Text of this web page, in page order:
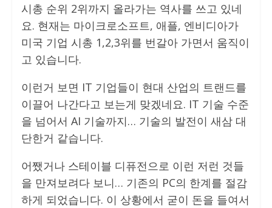
시총 순위 2위까지 올라가는 역사를 쓰고 있네
요. 현재는 마이크로소프트, 애플, 엔비디아가
미국 기업 시총 1,2,3위를 번갈아 가면서 움직이
고 있습니다.
이런거 보면 IT 기업들이 현대 산업의 트랜드를
이끌어 나간다고 보는게 맞겠네요. IT 기술 수준
을 넘어서 AI 기술까지… 기술의 발전이 새삼 대
단한거 같습니다.
어쨌거나 스테이블 디퓨전으로 이런 저런 것들
을 만져보려다 보니… 기존의 PC의 한계를 절감
하게 되었습니다. 이 상황에서 굳이 돈을 들여서